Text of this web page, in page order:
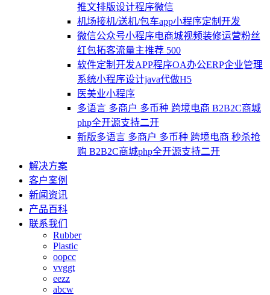
推文排版设计程序微信
机场接机/送机/包车app小程序定制开发
微信公众号小程序电商城视频装修运营粉丝
红包拓客流量主推荐 500
软件定制开发APP程序OA办公ERP企业管理
系统小程序设计java代做H5
医美业小程序
多语言 多商户 多币种 跨境电商 B2B2C商城
php全开源支持二开
新版多语言 多商户 多币种 跨境电商 秒杀抢
购 B2B2C商城php全开源支持二开
解决方案
客户案例
新闻资讯
产品百科
联系我们
Rubber
Plastic
oopcc
vvggt
eezz
abcw